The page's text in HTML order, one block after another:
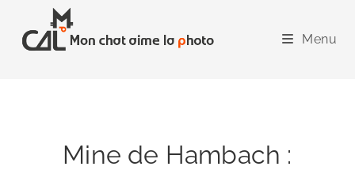
content
Menu
Mine de Hambach :